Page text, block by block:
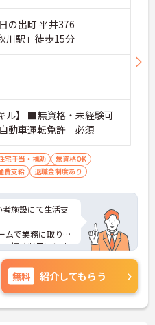
の出町 平井376
川駅」徒歩15分
ル】 ■無資格・未経験可
動車運転免許 必須
宅手当・補助
無資格OK
費支給 退職金制度あり
施設にて生活支
ムで業務に取り組
福祉業界に興味
を始められます
ントなど、さら
軽にご相談くだ
無料 紹介してもらう